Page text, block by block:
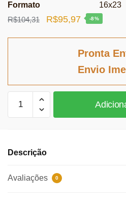
Formato
16x23
R$104,31
O
R$95,97O
atual
-8%
Pronta
Envio
-
04
Descrição
Avaliações 0